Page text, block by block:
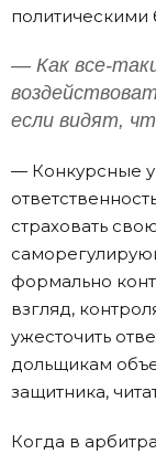
политическими
— Как все-
если видят,
— Конкурсные
страховать
формально
взгляд,
ужесточить
дольщикам
защитника,
Когда в